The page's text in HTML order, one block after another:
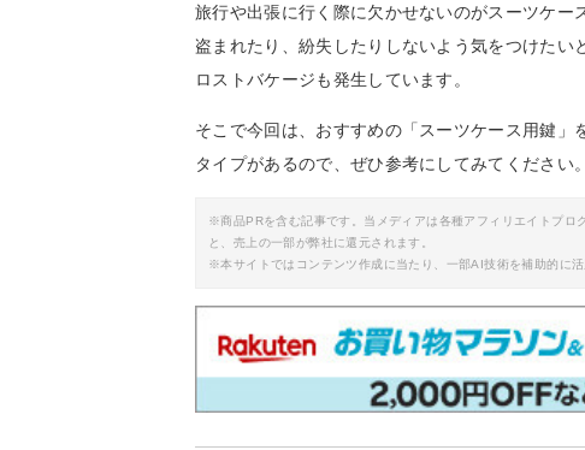
旅行や出張に行く際に欠かせないのがスーツケ
盗まれたり、紛失したりしないよう気をつけた
ロストバケージも発生しています。
そこで今回は、おすすめの「スーツケース用鍵
タイプがあるので、ぜひ参考にしてみてください。
※商品PRを含む記事です。当メディアは各種アフィリエイトプロ
と、売上の一部が弊社に還元されます。
※本サイトではコンテンツ作成に当たり、一部AI技術を補助的に活